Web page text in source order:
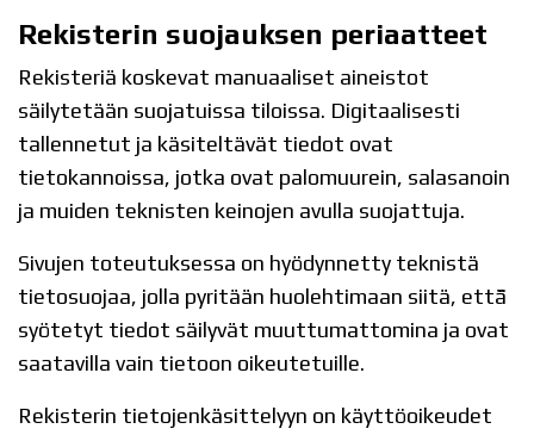
Rekisterin suojauksen periaatteet
Rekisteriä koskevat manuaaliset aineistot
säilytetään suojatuissa tiloissa. Digitaalisesti
tallennetut ja käsiteltävät tiedot ovat
tietokannoissa, jotka ovat palomuurein, salasanoin
ja muiden teknisten keinojen avulla suojattuja.
Sivujen toteutuksessa on hyödynnetty teknistä
tietosuojaa, jolla pyritään huolehtimaan siitä, että̈
syötetyt tiedot säilyvät muuttumattomina ja ovat
saatavilla vain tietoon oikeutetuille.
Rekisterin tietojenkäsittelyyn on käyttöoikeudet